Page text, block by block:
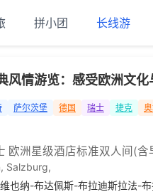
拼小团 长线游
风情游览：感受欧洲文化
萨尔茨堡 德国 瑞士 捷克
欧洲星级酒店标准双人间(含
, Salzburg,
也纳-布达佩斯-布拉迪斯拉法-